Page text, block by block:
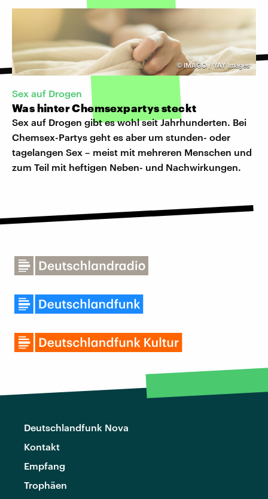
©IMAGO / YAY Images
Sex auf Drogen
Was hinter Chemsexpartys steckt
Sex auf Drogen gibt es wohl seit Jahrhunderten. Bei
Chemsex-Partys geht es aber um stunden- oder
tagelangen Sex – meist mit mehreren Menschen und
zum Teil mit heftigen Neben- und Nachwirkungen.
Deutschlandfunk Nova
Kontakt
Empfang
Trophäen